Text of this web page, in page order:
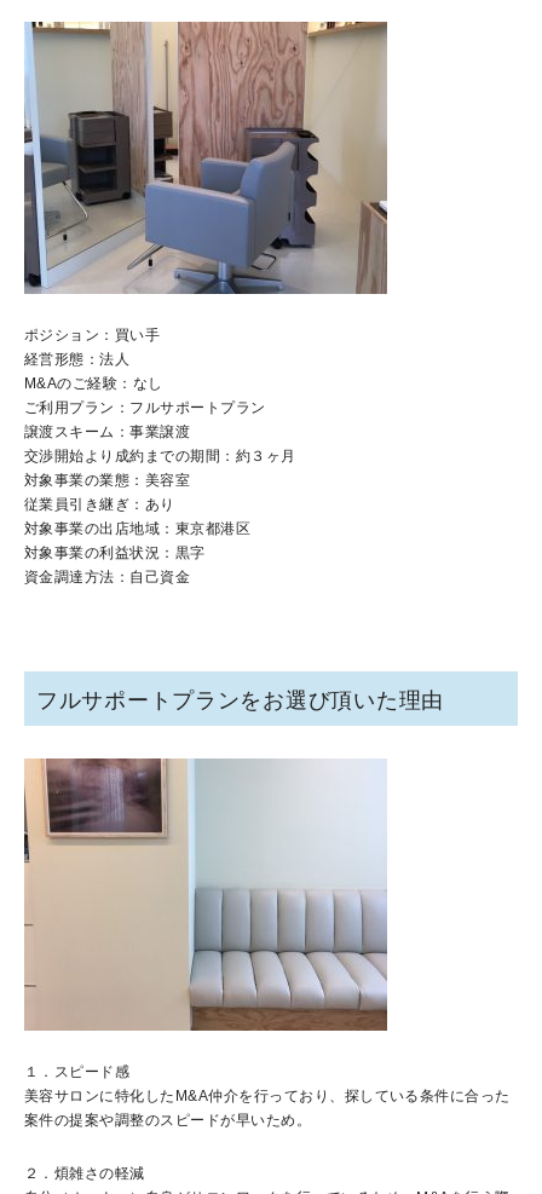
ポジション：買い手
経営形態：法人
M&Aのご経験：なし
ご利用プラン：フルサポートプラン
譲渡スキーム：事業譲渡
交渉開始より成約までの期間：約３ヶ月
対象事業の業態：美容室
従業員引き継ぎ：あり
対象事業の出店地域：東京都港区
対象事業の利益状況：黒字
資金調達方法：自己資金
フルサポートプランをお選び頂いた理由
１．スピード感
美容サロンに特化したM&A仲介を行っており、探している条件に合った
案件の提案や調整のスピードが早いため。
２．煩雑さの軽減